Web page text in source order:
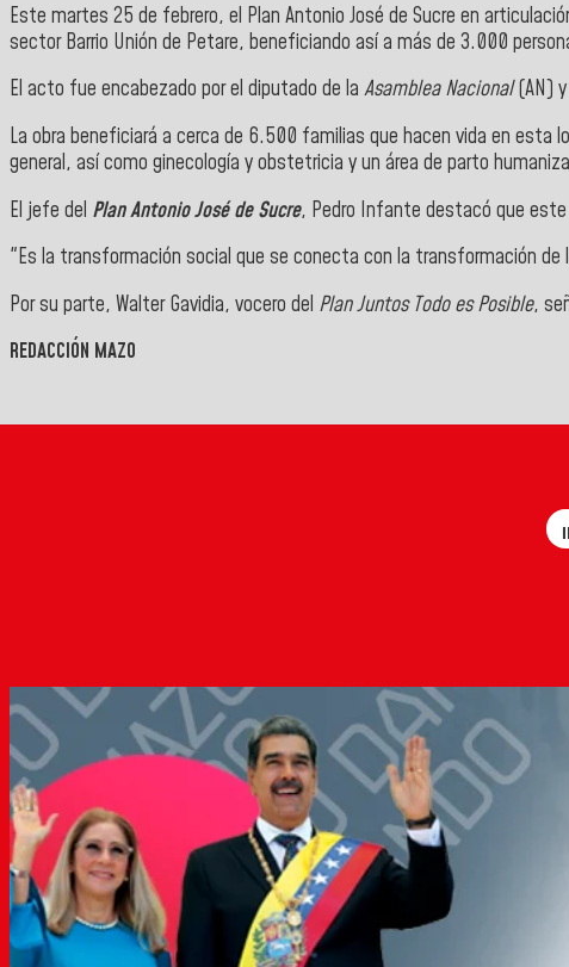
Este martes 25 de febrero, el Plan Antonio José de Sucre en
sectorBarrio Unión de Petare, beneficiando así a más de 3.000
El acto fue encabezado por el diputado de la Asamblea Nacional(AN) y
La obra beneficiará a cerca de 6.500 familias que hacen vida en esta
general, así como ginecología y obstetricia y un área de parto
El jefe del Plan Antonio José de Sucre, Pedro Infante destacó que
"Es la transformación social que se conecta con la transformación
Por su parte, Walter Gavidia, vocero del Plan Juntos Todo es Posible,
REDACCIÓN MAZO